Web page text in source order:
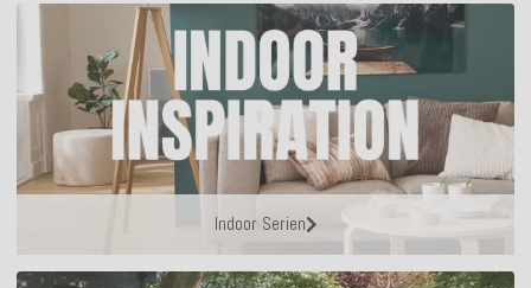
Indoor Serien